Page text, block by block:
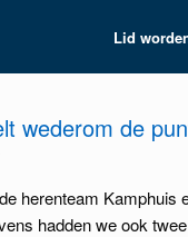
Lid
wederom de
herenteam
hadden we ook